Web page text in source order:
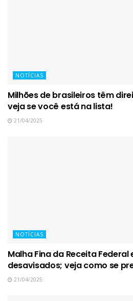
NOTÍCIAS
Milhões de brasileiros têm
veja se você está na lista!
21/04/2025
NOTÍCIAS
Malha Fina da Receita
desavisados; veja como se
21/04/2025